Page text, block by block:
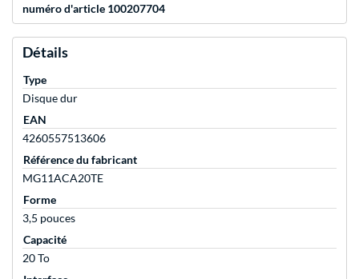
numéro d'article 100207704
Détails
Type
Disque dur
EAN
4260557513606
Référence du fabricant
MG11ACA20TE
Forme
3,5 pouces
Capacité
20 To